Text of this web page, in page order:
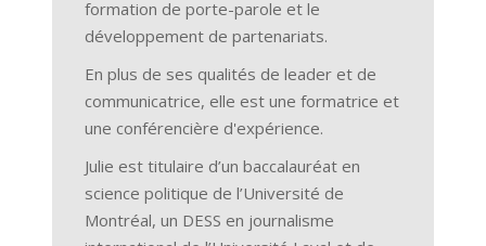
formation de porte-parole et le
développement de partenariats.
En plus de ses qualités de leader et de
communicatrice, elle est une formatrice et
une conférencière d'expérience.
Julie est titulaire d’un baccalauréat en
science politique de l’Université de
Montréal, un DESS en journalisme